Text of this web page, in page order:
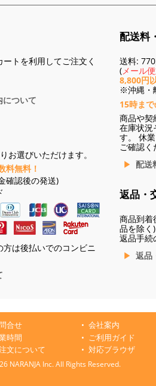
トを利用してご注文く
について
お選びいただけます。
料無料！
確認後の発送)
は後払いでのコンビニ
配送料
送料:
(メール
8,800円
※沖縄・
15時まで
商品や契
在庫状況
す。 休
ご確認く
配送
返品・
商品到着
品を除く
返品手続
返品
合せ 会社案内
時間
ご利用ガイド
文について
対応ブラウザ
NARANJA Inc. All Rights Reserved.